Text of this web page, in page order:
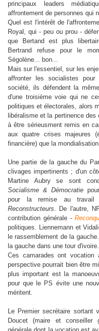
principaux leaders
affrontement de personnes qui
Quel est l'intérêt de
Royal, qui - peu ou prou -
que Bertand est plus
Bertrand refuse pour le
Ségolène... bon...
Mais sur l'essentiel, sur les
affronter les socialistes
société, ils défendent la
d'une troisième voie qui ne
politiques et électorales, alors
libéralisme et la pertinence
à être sérieusment remis en
aux quatre crises majeures
financière) que la
Une partie de la gauche du
clivages impertinents ; d'un
Martine Aubry se sont
Socialisme & Démocratie
pour la remise au
Reconstructeurs. De l'autre,
contribution générale -
politiques. Liennemann et
le rassemblement de la
la gauche dans une tour
Ces camarades ont
perspective pourrait bien être
plus important est la
pour que le PS évite une
méritent.
Le Premier secrétaire sortant
Doucet (maire et conseiller